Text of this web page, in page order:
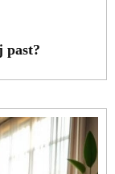
past?